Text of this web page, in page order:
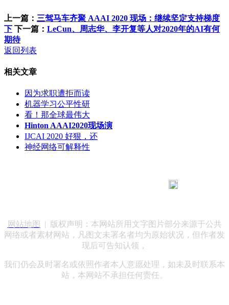
上一篇： 三驾马车齐聚 AAAI 2020 现场：继续坚定支持梯度
下 下一篇： LeCun、周志华、李开复等人对2020年的AI有何
期待
返回列表
相关文章
因为求职遭拒而读
机器学习公平性研
看！那全球最伟大
Hinton AAAI2020现场演
IJCAI 2020 好狠，还
神经网络可解释性
网站地图
| 版权声明：本网站所用文字图片部分来源于公共
网络或者素材网站，凡图文未署名者均为原始状况，但作者发
现后可告知认领，
我们仍会及时署名或依照作者本人意愿处理，如未及时联系本
站，本网站不承担任何责任。